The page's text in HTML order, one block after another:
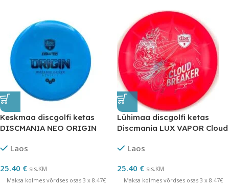
Keskmaa discgolfi ketas
DISCMANIA NEO ORIGIN
Laos
25.40 € sis.KM
Maksa kolmes võrdses osas 3 x 8.47€
Lühimaa discgolfi ketas
Discmania LUX VAPOR Cloud
Laos
25.40 € sis.KM
Maksa kolmes võrdses osas 3 x 8.47€